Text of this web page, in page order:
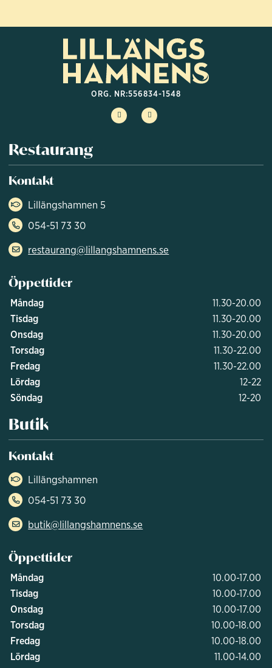
ORG. NR:556834-1548
Restaurang
Kontakt
Lillängshamnen 5
054-51 73 30
restaurang@lillangshamnens.se
Öppettider
Måndag
11.30-20.00
Tisdag
11.30-20.00
Onsdag
11.30-20.00
Torsdag
11.30-22.00
Fredag
11.30-22.00
Lördag
12-22
Söndag
12-20
Butik
Kontakt
Lillängshamnen
054-51 73 30
butik@lillangshamnens.se
Öppettider
Måndag
10.00-17.00
Tisdag
10.00-17.00
Onsdag
10.00-17.00
Torsdag
10.00-18.00
Fredag
10.00-18.00
Lördag
11.00-14.00